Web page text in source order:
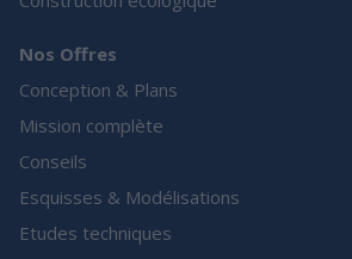
Nos Offres
Conception & Plans
Mission complète
Conseils
Esquisses & Modélisations
Etudes techniques